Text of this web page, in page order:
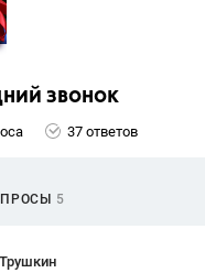
звонок
37 ответов
5